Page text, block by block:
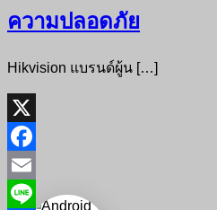
ความปลอดภัย
Hikvision แบรนด์ผู้น […]
X
Facebook
Email